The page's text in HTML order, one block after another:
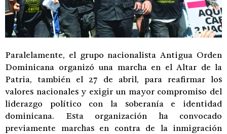
Paralelamente, el grupo nacionalista Antigua Orden
Dominicana organizó una marcha en el Altar de la
Patria, también el 27 de abril, para reafirmar los
valores nacionales y exigir un mayor compromiso del
liderazgo político con la soberanía e identidad
dominicana. Esta organización ha convocado
previamente marchas en contra de la inmigración